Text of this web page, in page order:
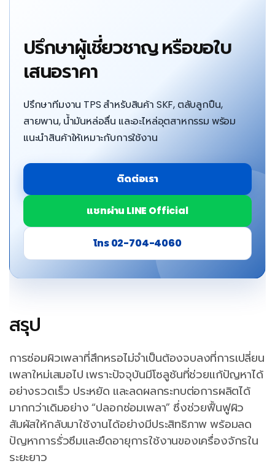
ปรึกษาผู้เชี่ยวชาญ หรือขอใบ
เสนอราคา
ปรึกษาทีมงาน TPS สำหรับสินค้า SKF, ตลับลูกปืน,
สายพาน, น้ำมันหล่อลื่น และอะไหล่อุตสาหกรรม พร้อม
แนะนำสินค้าให้เหมาะกับการใช้งาน
ติดต่อเรา
แชทผ่าน LINE Official
โทร 02-704-4060
สรุป
การซ่อมผิวเพลาที่สึกหรอไม่จำเป็นต้องจบลงที่การเปลี่ยน
เพลาใหม่เสมอไป เพราะปัจจุบันมีโซลูชันที่ช่วยแก้ปัญหาได้
อย่างรวดเร็ว ประหยัด และลดผลกระทบต่อการผลิตได้
มากกว่าเดิมอย่าง “ปลอกซ่อมเพลา” ซึ่งช่วยฟื้นฟูผิว
สัมผัสให้กลับมาใช้งานได้อย่างมีประสิทธิภาพ พร้อมลด
ปัญหาการรั่วซึมและยืดอายุการใช้งานของเครื่องจักรใน
ระยะยาว